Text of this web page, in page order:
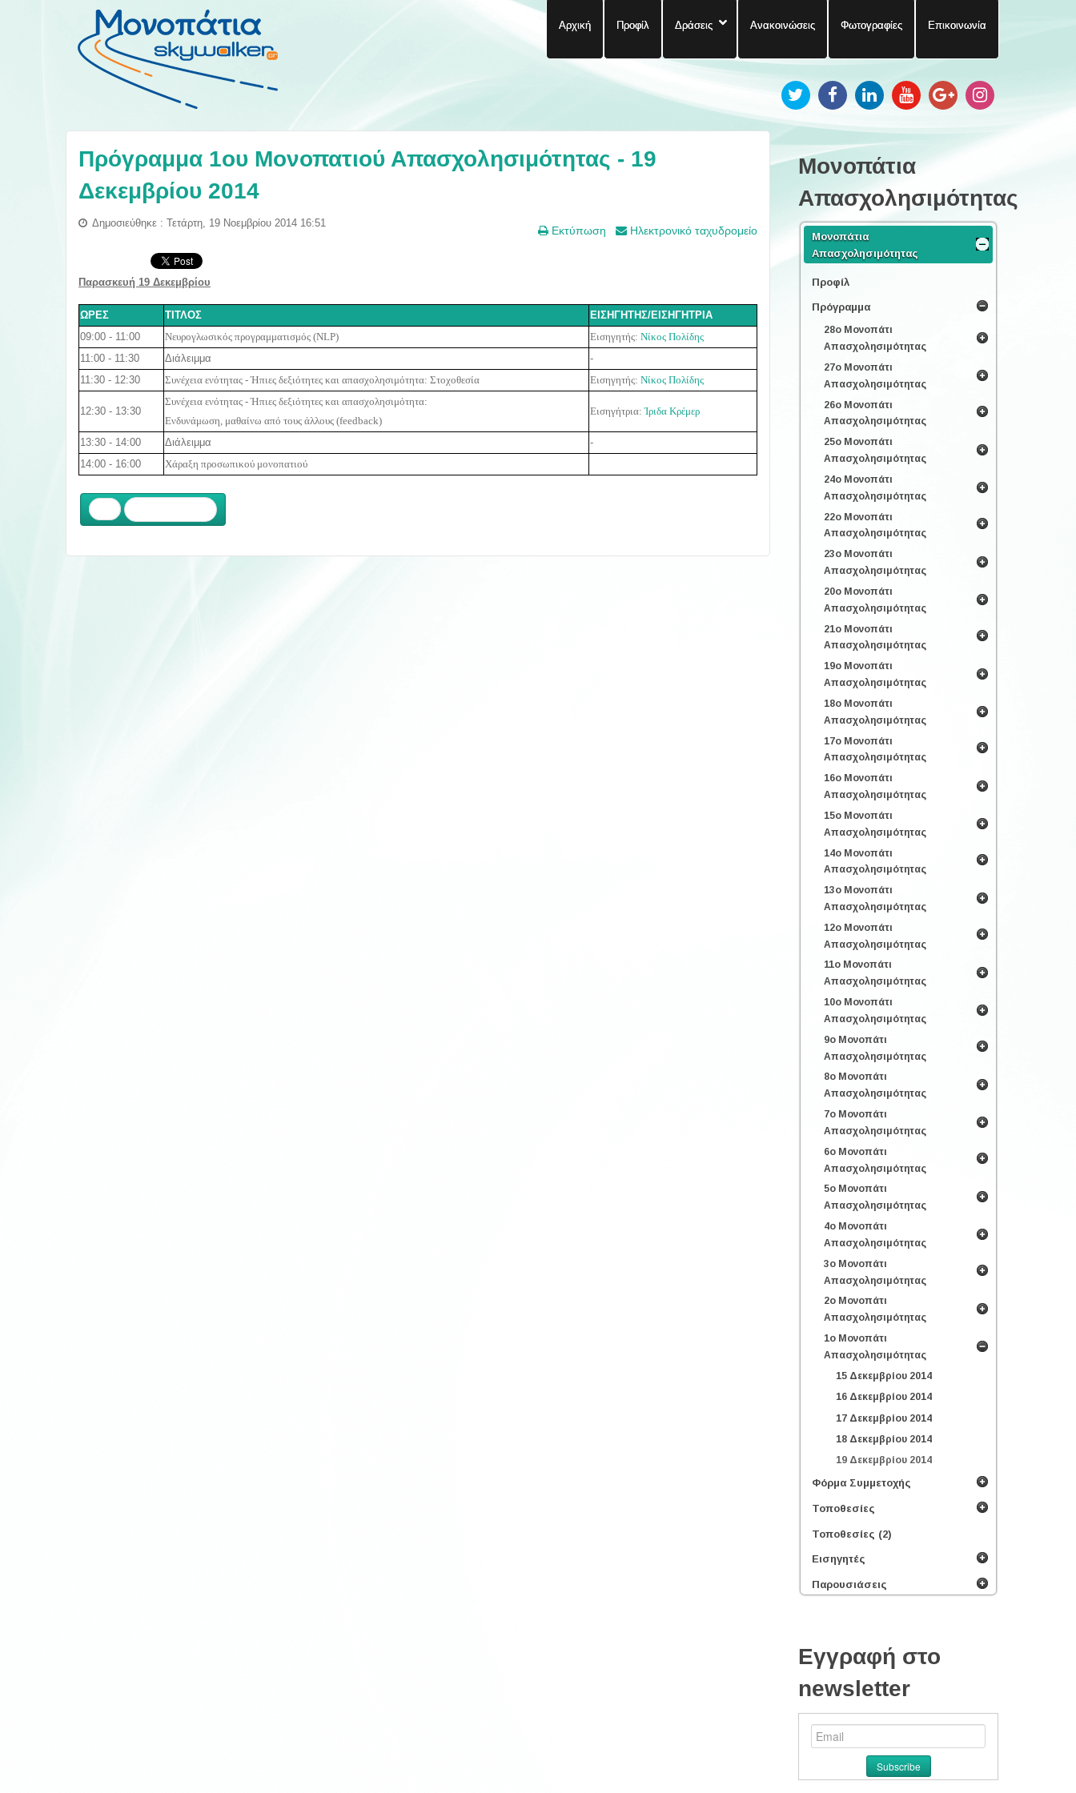
Αρχική Προφίλ Δράσεις Ανακοινώσεις Φωτογραφίες Επικοινωνία
Πρόγραμμα 1ου Μονοπατιού Απασχολησιμότητας - 19
Δεκεμβρίου 2014
Εκτύπωση Ηλεκτρονικό ταχυδρομείο
Δημοσιεύθηκε : Τετάρτη, 19 Νοεμβρίου 2014 16:51
Παρασκευή 19 Δεκεμβρίου
ΩΡΕΣ ΤΙΤΛΟΣ
ΕΙΣΗΓΗΤΗΣ/ΕΙΣΗΓΗΤΡΙΑ
09:00 - 11:00
Νευρογλωσικός προγραμματισμός (NLP) Εισηγητής: Νίκος Πολίδης
11:00 - 11:30 Διάλειμμα
-
11:30 - 12:30
Συνέχεια ενότητας - Ήπιες δεξιότητες και απασχολησιμότητα: Στοχοθεσία Εισηγητής: Νίκος Πολίδης
12:30 - 13:30
Συνέχεια ενότητας - Ήπιες δεξιότητες και απασχολησιμότητα:
Ενδυνάμωση, μαθαίνω από τους άλλους (feedback)
Εισηγήτρια:Ίριδα Κρέμερ
13:30 - 14:00 Διάλειμμα
-
14:00 - 16:00
Χάραξη προσωπικού μονοπατιού
Μονοπάτια
Απασχολησιμότητας
Μονοπάτια
Απασχολησιμότητας
Προφίλ
Πρόγραμμα
28ο Μονοπάτι
Απασχολησιμότητας
27ο Μονοπάτι
Απασχολησιμότητας
26ο Μονοπάτι
Απασχολησιμότητας
25ο Μονοπάτι
Απασχολησιμότητας
24ο Μονοπάτι
Απασχολησιμότητας
22ο Μονοπάτι
Απασχολησιμότητας
23ο Μονοπάτι
Απασχολησιμότητας
20ο Μονοπάτι
Απασχολησιμότητας
21ο Μονοπάτι
Απασχολησιμότητας
19ο Μονοπάτι
Απασχολησιμότητας
18ο Μονοπάτι
Απασχολησιμότητας
17ο Μονοπάτι
Απασχολησιμότητας
16ο Μονοπάτι
Απασχολησιμότητας
15ο Μονοπάτι
Απασχολησιμότητας
14ο Μονοπάτι
Απασχολησιμότητας
13ο Μονοπάτι
Απασχολησιμότητας
12ο Μονοπάτι
Απασχολησιμότητας
11ο Μονοπάτι
Απασχολησιμότητας
10ο Μονοπάτι
Απασχολησιμότητας
9ο Μονοπάτι
Απασχολησιμότητας
8ο Μονοπάτι
Απασχολησιμότητας
7ο Μονοπάτι
Απασχολησιμότητας
6ο Μονοπάτι
Απασχολησιμότητας
5ο Μονοπάτι
Απασχολησιμότητας
4ο Μονοπάτι
Απασχολησιμότητας
3ο Μονοπάτι
Απασχολησιμότητας
2ο Μονοπάτι
Απασχολησιμότητας
1ο Μονοπάτι
Απασχολησιμότητας
15 Δεκεμβρίου 2014
16 Δεκεμβρίου 2014
17 Δεκεμβρίου 2014
18 Δεκεμβρίου 2014
19 Δεκεμβρίου 2014
Φόρμα Συμμετοχής
Τοποθεσίες
Τοποθεσίες (2)
Εισηγητές
Παρουσιάσεις
Εγγραφή στο
newsletter